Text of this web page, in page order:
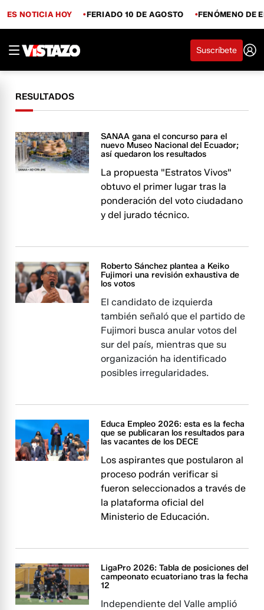
ES NOTICIA HOY FERIADO 10 DE AGOSTO FENÓMENO DE
Suscríbete
RESULTADOS
SANAA gana el concurso para el
nuevo Museo Nacional del Ecuador;
así quedaron los resultados
La propuesta "Estratos Vivos"
obtuvo el primer lugar tras la
ponderación del voto ciudadano
y del jurado técnico.
Roberto Sánchez plantea a Keiko
Fujimori una revisión exhaustiva de
los votos
El candidato de izquierda
también señaló que el partido de
Fujimori busca anular votos del
sur del país, mientras que su
organización ha identificado
posibles irregularidades.
Educa Empleo 2026: esta es la fecha
que se publicaran los resultados para
las vacantes de los DECE
Los aspirantes que postularon al
proceso podrán verificar si
fueron seleccionados a través de
la plataforma oficial del
Ministerio de Educación.
LigaPro 2026: Tabla de posiciones del
campeonato ecuatoriano tras la fecha
12
Independiente del Valle amplió